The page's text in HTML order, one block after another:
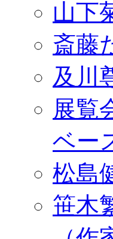
山下
斎藤
及川
展覧
ベー
松島
笹木